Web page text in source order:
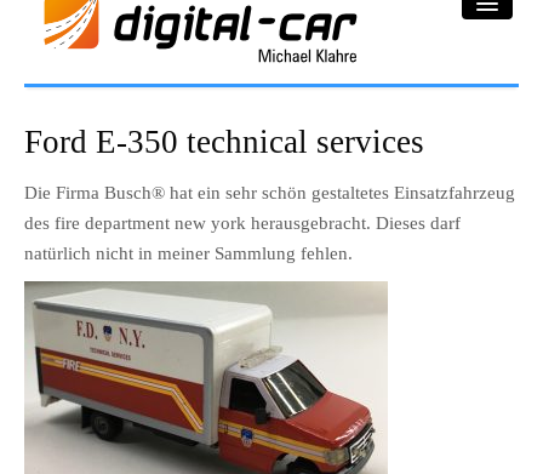
Galerie
Downloadbereich
Impressum
Datenschutzerklärung
Ford E-350 technical services
Die Firma Busch® hat ein sehr schön gestaltetes Einsatzfahrzeug
des fire department new york herausgebracht. Dieses darf
natürlich nicht in meiner Sammlung fehlen.